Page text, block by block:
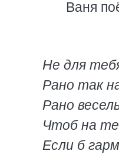
Ваня
Не для
Рано так
Рано
Чтоб на
Если б